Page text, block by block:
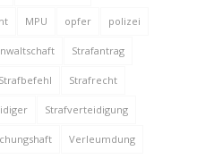
MPU opfer polizei
Strafantrag
Strafbefehl Strafrecht
Strafverteidigung
Verleumdung